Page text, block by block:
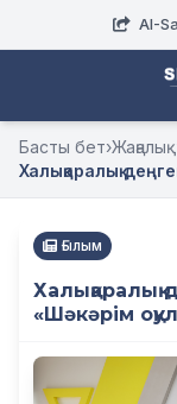
AI-
Басты бет›
Халықаралық
Ғылым
«Шәкәрім